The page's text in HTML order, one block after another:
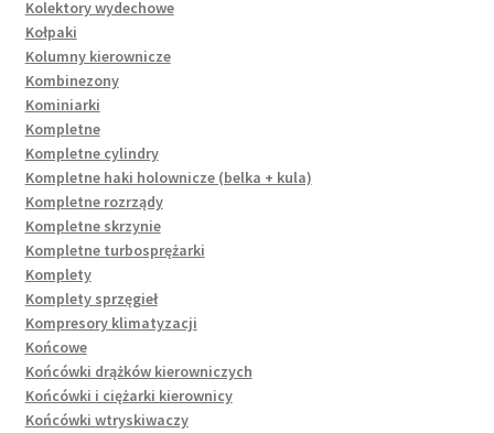
Kolektory wydechowe
Kołpaki
Kolumny kierownicze
Kombinezony
Kominiarki
Kompletne
Kompletne cylindry
Kompletne haki holownicze (belka + kula)
Kompletne rozrządy
Kompletne skrzynie
Kompletne turbosprężarki
Komplety
Komplety sprzęgieł
Kompresory klimatyzacji
Końcowe
Końcówki drążków kierowniczych
Końcówki i ciężarki kierownicy
Końcówki wtryskiwaczy